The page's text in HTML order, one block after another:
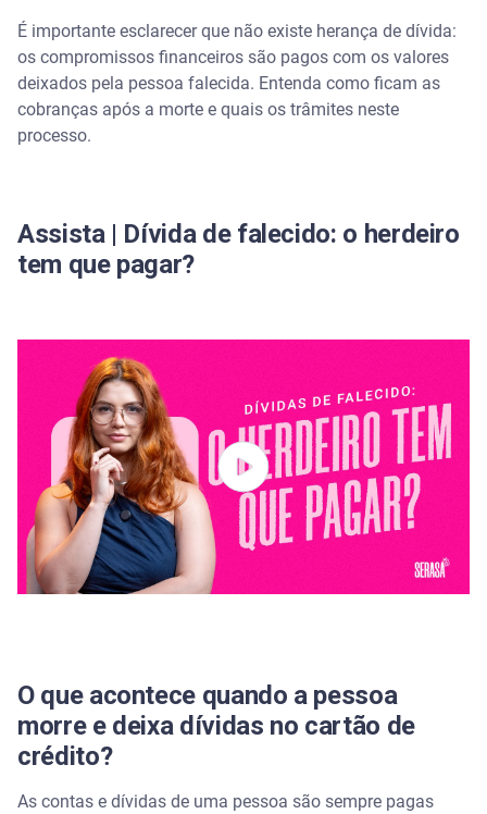
Dívida de falecido passa para os filhos?
O que acontece com a dívida se o falecido não
deixou bens?
O que ocorre com outros tipos de dívidas após o
Crédito consignado
Como dar baixa em cartão de crédito de pessoa
falecida?
Tire suas dúvidas sobre dívidas e obrigações
financeiras com a Serasa
Perguntas frequentes sobre dívidas depois que a
pessoa morre
Quanto tempo o CPF fica ativo após a morte?
Precisa pagar fatura de cartão de falecido?
Cônjuge responde a dívida do marido falecido?
É importante esclarecer que não existe herança de dívida:
os compromissos financeiros são pagos com os valores
deixados pela pessoa falecida. Entenda como ficam as
cobranças após a morte e quais os trâmites neste
processo.
Assista | Dívida de falecido: o herdeiro
tem que pagar?
O que acontece quando a pessoa
morre e deixa dívidas no cartão de
crédito?
As contas e dívidas de uma pessoa são sempre pagas